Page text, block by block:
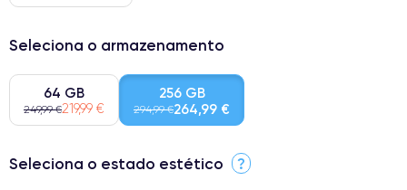
Seleciona o armazenamento
64 GB
249,99 €219,99 €
256 GB
294,99 €264,99 €
Seleciona o estado estético ?